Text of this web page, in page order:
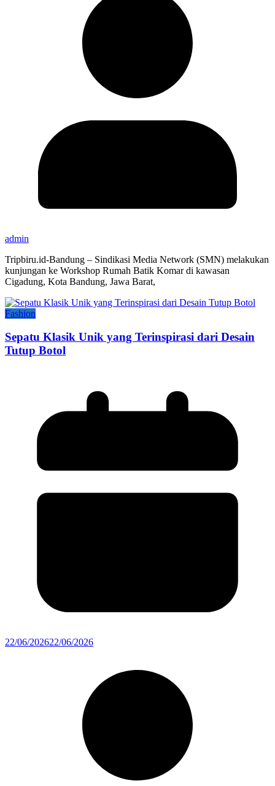
admin
Tripbiru.id-Bandung – Sindikasi Media Network (SMN) melakukan
kunjungan ke Workshop Rumah Batik Komar di kawasan
Cigadung, Kota Bandung, Jawa Barat,
Fashion
Sepatu Klasik Unik yang Terinspirasi dari Desain
Tutup Botol
22/06/202622/06/2026